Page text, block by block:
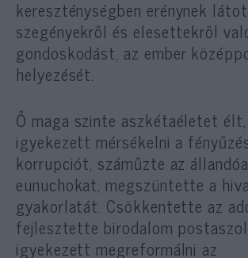
kereszténységben erénynek
szegényekről és elesettekről
gondoskodást, az ember
helyezését.
Ő maga szinte aszkétaéletet élt,
igyekezett mérsékelni a
korrupciót, száműzte az
eunuchokat, megszüntette a
gyakorlatát. Csökkentette az
fejlesztette birodalom
igyekezett megreformálni az